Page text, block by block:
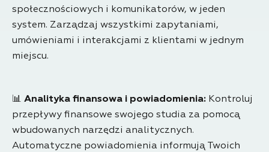
społecznościowych i komunikatorów, w jeden
system. Zarządzaj wszystkimi zapytaniami,
umówieniami i interakcjami z klientami w jednym
miejscu.
📊 Analityka finansowa i powiadomienia: Kontroluj
przepływy finansowe swojego studia za pomocą
wbudowanych narzędzi analitycznych.
Automatyczne powiadomienia informują Twoich